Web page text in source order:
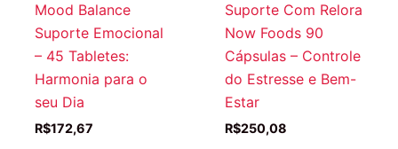
Mood Balance
Suporte Emocional
– 45 Tabletes:
Harmonia para o
seu Dia
R$172,67
Suporte Com Relora
Now Foods 90
Cápsulas – Controle
do Estresse e Bem-
Estar
R$250,08